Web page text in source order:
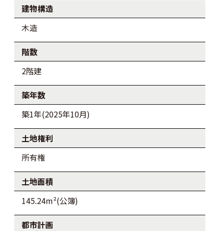
建物構造
木造
階数
2階建
築年数
築1年(2025年10月)
土地権利
所有権
土地面積
145.24m²(公簿)
都市計画